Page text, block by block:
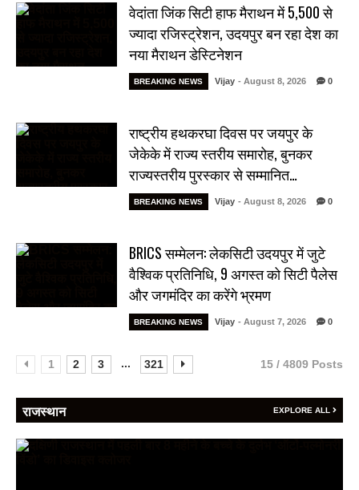
वेदांता जिंक सिटी हाफ मैराथन में 5,500 से
ज्यादा रजिस्ट्रेशन, उदयपुर बन रहा देश का
नया मैराथन डेस्टिनेशन
BREAKING NEWS Vijay - August 8, 2026 0
राष्ट्रीय हथकरघा दिवस पर जयपुर के
जेकेके में राज्य स्तरीय समारोह, बुनकर
राज्यस्तरीय पुरस्कार से सम्मानित…
BREAKING NEWS Vijay - August 8, 2026 0
BRICS सम्मेलन: लेकसिटी उदयपुर में जुटे
वैश्विक प्रतिनिधि, 9 अगस्त को सिटी पैलेस
और जगमंदिर का करेंगे भ्रमण
BREAKING NEWS Vijay - August 7, 2026 0
1 2 3 ... 321 15 / 4809 Posts
राजस्थान EXPLORE ALL